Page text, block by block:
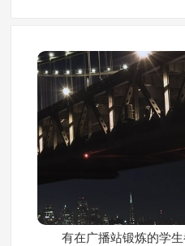
有在广播站锻炼的学